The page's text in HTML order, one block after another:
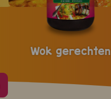
Wok gerechten